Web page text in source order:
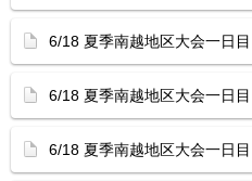
6/18 夏季南越地区大会一日
6/18 夏季南越地区大会一
6/18 夏季南越地区大会一日